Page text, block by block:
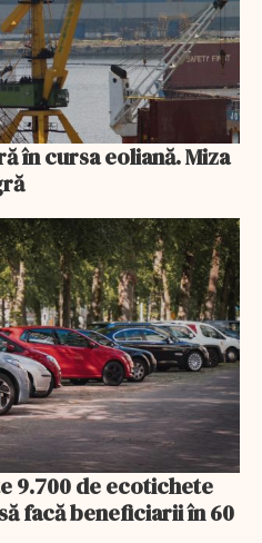
în cursa eoliană. Miza
9.700 de ecotichete
facă beneficiarii în 60